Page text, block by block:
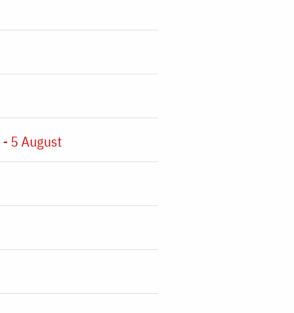
- 5 August